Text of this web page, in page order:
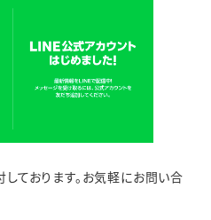
ております。お気軽にお問い合